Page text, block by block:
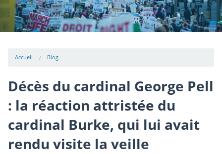
Accueil Blog
Décès du cardinal George Pell
: la réaction attristée du
cardinal Burke, qui lui avait
rendu visite la veille